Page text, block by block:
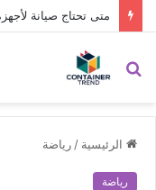
نموذج
بحث
الرئيسية / رياضة
رياضة